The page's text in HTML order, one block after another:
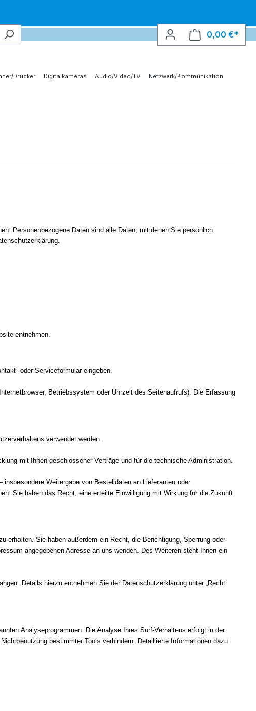
0,00 €*
Drucker Digitalkameras Audio/Video/TV Netzwerk/Kommunikation
Personenbezogene Daten sind alle Daten, mit denen Sie persönlich
entnehmen.
oder Serviceformular eingeben.
Betriebssystem oder Uhrzeit des Seitenaufrufs). Die Erfassung
verwendet werden.
mit Ihnen geschlossener Verträge und für die technische Administration.
Weitergabe von Bestelldaten an Lieferanten oder
Sie haben das Recht, eine erteilte Einwilligung mit Wirkung für die Zukunft
erhalten. Sie haben außerdem ein Recht, die Berichtigung, Sperrung oder
angegebenen Adresse an uns wenden. Des Weiteren steht Ihnen ein
Details hierzu entnehmen Sie der Datenschutzerklärung unter „Recht
Analyseprogrammen. Die Analyse Ihres Surf-Verhaltens erfolgt in der
bestimmter Tools verhindern. Detaillierte Informationen dazu